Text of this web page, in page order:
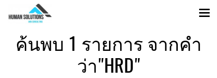
ค้นพบ 1 รายการ จากคำ
ว่า"HRD"